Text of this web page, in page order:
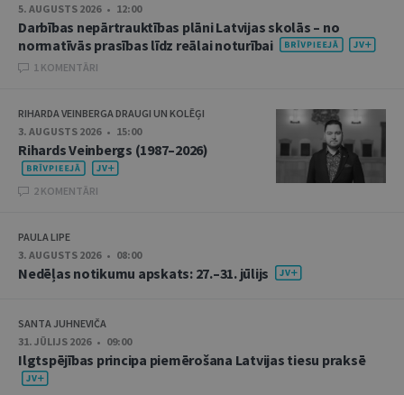
5. AUGUSTS 2026 • 12:00
Darbības nepārtrauktības plāni Latvijas skolās – no
normatīvās prasības līdz reālai noturībai
1 KOMENTĀRI
RIHARDA VEINBERGA DRAUGI UN KOLĒĢI
3. AUGUSTS 2026 • 15:00
Rihards Veinbergs (1987–2026)
2 KOMENTĀRI
PAULA LIPE
3. AUGUSTS 2026 • 08:00
Nedēļas notikumu apskats: 27.–31. jūlijs
SANTA JUHNEVIČA
31. JŪLIJS 2026 • 09:00
Ilgtspējības principa piemērošana Latvijas tiesu praksē